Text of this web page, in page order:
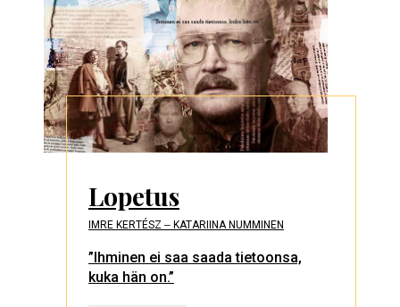
Lopetus
IMRE KERTÉSZ ‒ KATARIINA NUMMINEN
”Ihminen ei saa saada tietoonsa,
kuka hän on.”